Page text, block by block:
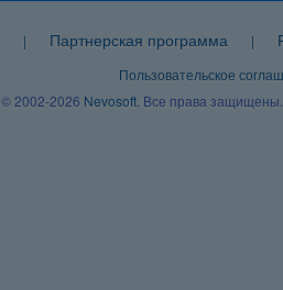
| Партнерская программа |
Пользовательское
© 2002-2026 Nevosoft . Все права защищены